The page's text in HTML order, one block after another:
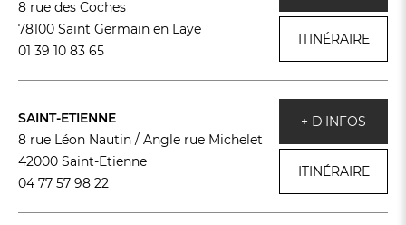
8 rue des Coches
78100 Saint Germain en Laye
01 39 10 83 65
ITINÉRAIRE
SAINT-ETIENNE
8 rue Léon Nautin / Angle rue Michelet
42000 Saint-Etienne
04 77 57 98 22
+ D'INFOS
ITINÉRAIRE